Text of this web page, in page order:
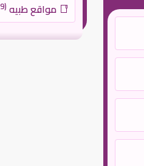
مواقع طبيه (19)